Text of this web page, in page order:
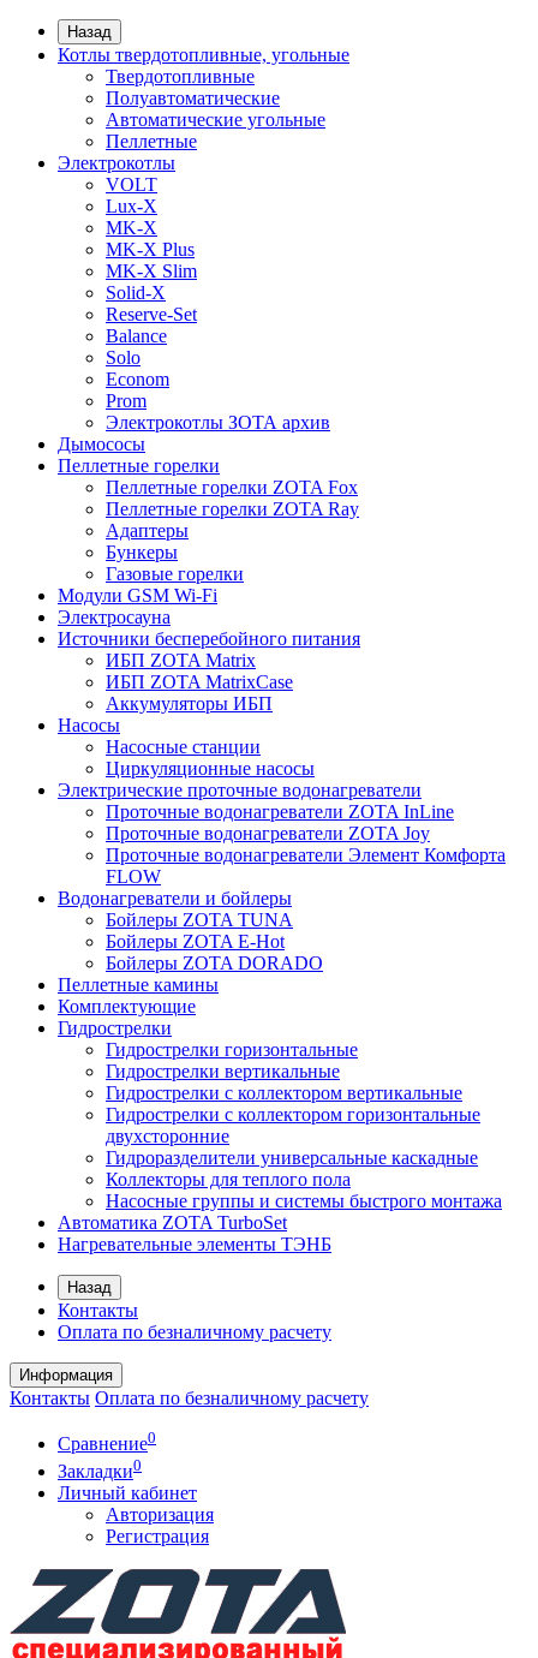
Назад
Котлы твердотопливные, угольные
Твердотопливные
Полуавтоматические
Автоматические угольные
Пеллетные
Электрокотлы
VOLT
Lux-X
MK-X
MK-X Plus
MK-X Slim
Solid-X
Reserve-Set
Balance
Solo
Econom
Prom
Электрокотлы ЗОТА архив
Дымососы
Пеллетные горелки
Пеллетные горелки ZOTA Fox
Пеллетные горелки ZOTA Ray
Адаптеры
Бункеры
Газовые горелки
Модули GSM Wi-Fi
Электросауна
Источники бесперебойного питания
ИБП ZOTA Matrix
ИБП ZOTA MatrixCase
Аккумуляторы ИБП
Насосы
Насосные станции
Циркуляционные насосы
Электрические проточные водонагреватели
Проточные водонагреватели ZOTA InLine
Проточные водонагреватели ZOTA Joy
Проточные водонагреватели Элемент Комфорта
FLOW
Водонагреватели и бойлеры
Бойлеры ZOTA TUNA
Бойлеры ZOTA E-Hot
Бойлеры ZOTA DORADO
Пеллетные камины
Комплектующие
Гидрострелки
Гидрострелки горизонтальные
Гидрострелки вертикальные
Гидрострелки с коллектором вертикальные
Гидрострелки с коллектором горизонтальные
двухсторонние
Гидроразделители универсальные каскадные
Коллекторы для теплого пола
Насосные группы и системы быстрого монтажа
Автоматика ZOTA TurboSet
Нагревательные элементы ТЭНБ
Назад
Контакты
Оплата по безналичному расчету
Информация
Контакты Оплата по безналичному расчету
Сравнение0
Закладки0
Личный кабинет
Авторизация
Регистрация